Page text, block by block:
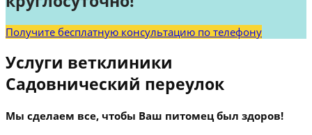
Получите бесплатную консультацию по телефону
Услуги ветклиники
Садовнический переулок
Мы сделаем все, чтобы Ваш питомец был здоров!